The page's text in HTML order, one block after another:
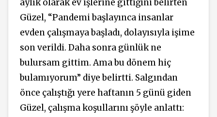
aylık olarak ev işlerine gittiğini belirten
Güzel, “Pandemi başlayınca insanlar
evden çalışmaya başladı, dolayısıyla işime
son verildi. Daha sonra günlük ne
bulursam gittim. Ama bu dönem hiç
bulamıyorum” diye belirtti. Salgından
önce çalıştığı yere haftanın 5 günü giden
Güzel, çalışma koşullarını şöyle anlattı: